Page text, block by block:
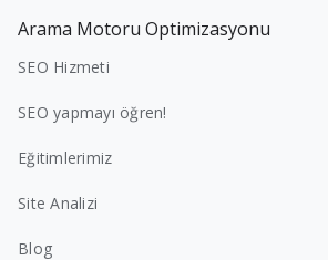
Arama Motoru Optimizasyonu
SEO Hizmeti
SEO yapmayı öğren!
Eğitimlerimiz
Site Analizi
Blog